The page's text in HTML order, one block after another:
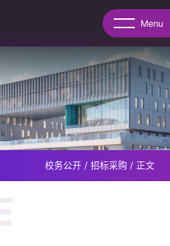
Menu
校务公开/ 招标采购 / 正文